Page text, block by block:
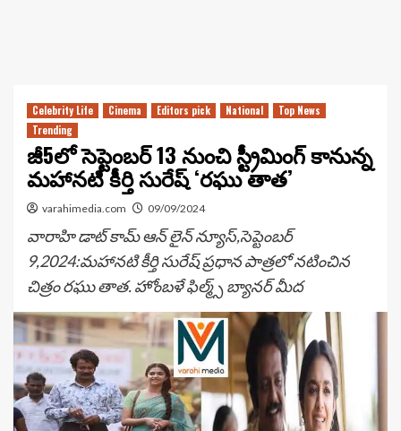
Celebrity Life Cinema Editors pick National
Top News
Trending
జీ5లో సెప్టెంబర్ 13 నుంచి స్ట్రీమింగ్ కానున్న
మహానటి కీర్తి సురేష్ ‘రఘు తాత’
varahimedia.com 09/09/2024
వారాహి డాట్ కామ్ ఆన్ లైన్ న్యూస్,సెప్టెంబర్
9,2024:మహానటి కీర్తి సురేష్ ప్రధాన పాత్రలో నటించిన
చిత్రం రఘు తాత. హోంబళే ఫిల్మ్స్ బ్యానర్ మీద